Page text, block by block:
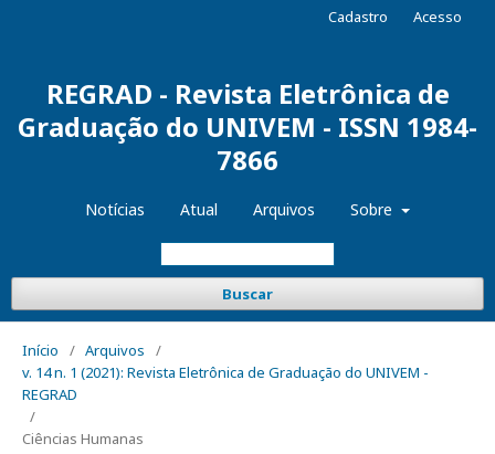
REGRAD - Revista Eletrônica de
Graduação do UNIVEM - ISSN 1984-
7866
Notícias Atual Arquivos Sobre
Buscar
Cadastro Acesso
Início / Arquivos
/
v. 14 n. 1 (2021): Revista Eletrônica de Graduação do UNIVEM -
REGRAD
/
Ciências Humanas